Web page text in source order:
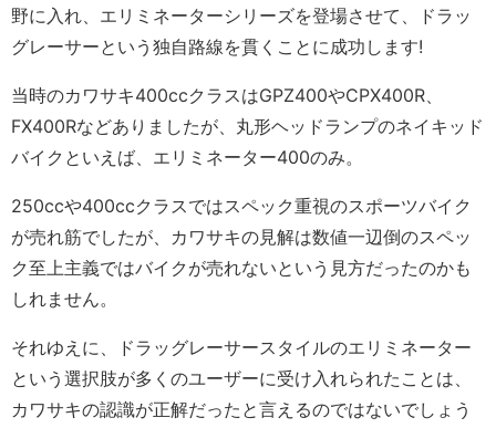
野に入れ、エリミネーターシリーズを登場させて、ドラッ
グレーサーという独自路線を貫くことに成功します!
当時のカワサキ400ccクラスはGPZ400やCPX400R、
FX400Rなどありましたが、丸形ヘッドランプのネイキッド
バイクといえば、エリミネーター400のみ。
250ccや400ccクラスではスペック重視のスポーツバイク
が売れ筋でしたが、カワサキの見解は数値一辺倒のスペッ
ク至上主義ではバイクが売れないという見方だったのかも
しれません。
それゆえに、ドラッグレーサースタイルのエリミネーター
という選択肢が多くのユーザーに受け入れられたことは、
カワサキの認識が正解だったと言えるのではないでしょう